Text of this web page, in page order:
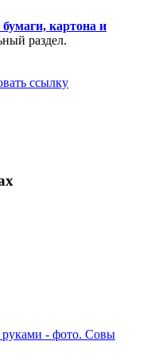
картона и
раздел.
ссылку
- фото. Совы